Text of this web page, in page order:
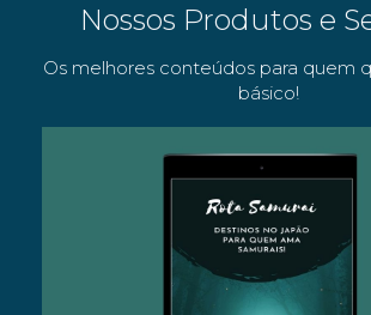
Nossos Produtos e
Os melhores conteúdos para quem
básico!